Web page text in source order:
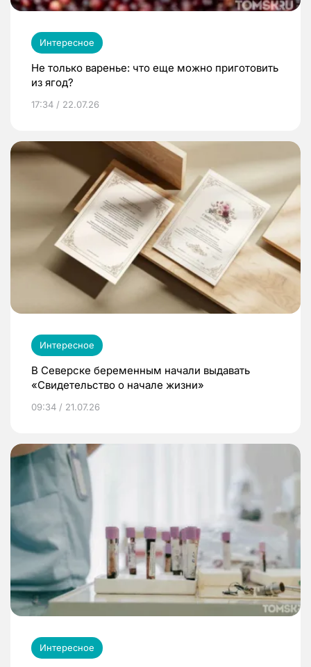
Интересное
Не только варенье: что еще можно приготовить
из ягод?
17:34 / 22.07.26
Интересное
В Северске беременным начали выдавать
«Свидетельство о начале жизни»
09:34 / 21.07.26
Интересное